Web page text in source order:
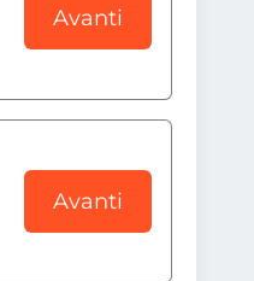
Avanti
Avanti